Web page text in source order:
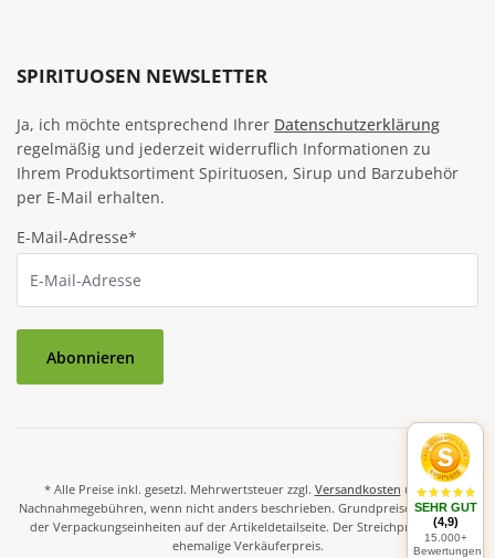
SPIRITUOSEN NEWSLETTER
Ja, ich möchte entsprechend Ihrer Datenschutzerklärung
regelmäßig und jederzeit widerruflich Informationen zu
Ihrem Produktsortiment Spirituosen, Sirup und Barzubehör
per E-Mail erhalten.
E-Mail-Adresse*
Abonnieren
* Alle Preise inkl. gesetzl. Mehrwertsteuer zzgl. Versandkosten und ggf.
Nachnahmegebühren, wenn nicht anders beschrieben. Grundpreise und Preise
der Verpackungseinheiten auf der Artikeldetailseite. Der Streichpreis ist der
ehemalige Verkäuferpreis.
SEHR GUT
(4,9)
15.000+
Bewertungen